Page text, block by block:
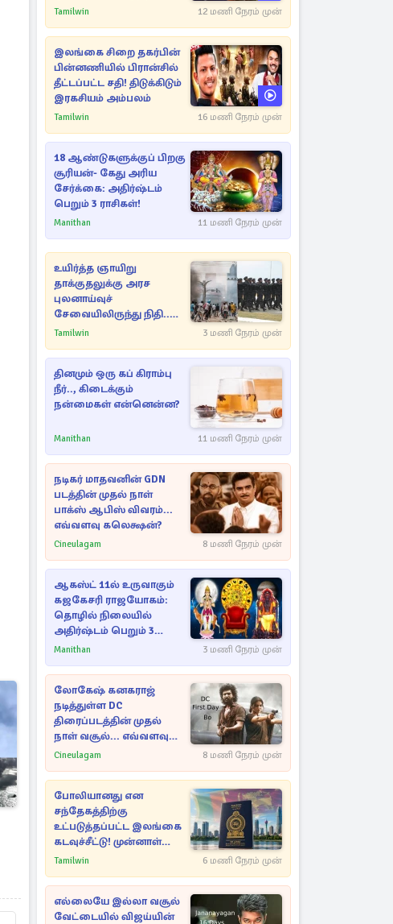
பின்னணி தொடர்பில்
Tamilwin 12 மணி நேரம் முன்
இலங்கை சிறை தகர்பின்
பின்னணியில் பிரான்சில்
தீட்டப்பட்ட சதி! திடுக்கிடும்
இரகசியம் அம்பலம்
Tamilwin 16 மணி நேரம் முன்
18 ஆண்டுகளுக்குப் பிறகு
சூரியன்- கேது அரிய
சேர்க்கை: அதிர்ஷ்டம்
பெறும் 3 ராசிகள்!
Manithan 11 மணி நேரம் முன்
உயிர்த்த ஞாயிறு
தாக்குதலுக்கு அரச
புலனாய்வுச்
சேவையிலிருந்து நிதி..
வெளியான அதிர்ச்சி
Tamilwin 3 மணி நேரம் முன்
தினமும் ஒரு கப் கிராம்பு
நீர்.., கிடைக்கும்
நன்மைகள் என்னென்ன?
Manithan 11 மணி நேரம் முன்
நடிகர் மாதவனின் GDN
படத்தின் முதல் நாள்
பாக்ஸ் ஆபிஸ் விவரம்...
எவ்வளவு கலெக்ஷன்?
Cineulagam 8 மணி நேரம் முன்
ஆகஸ்ட் 11ல் உருவாகும்
கஜகேசரி ராஜயோகம்:
தொழில் நிலையில்
அதிர்ஷ்டம் பெறும் 3
ராசிகள்!
Manithan 3 மணி நேரம் முன்
லோகேஷ் கனகராஜ்
நடித்துள்ள DC
திரைப்படத்தின் முதல்
நாள் வசூல்... எவ்வளவு
தெரியுமா?
Cineulagam 8 மணி நேரம் முன்
போலியானது என
சந்தேகத்திற்கு
உட்படுத்தப்பட்ட இலங்கை
கடவுச்சீட்டு! முன்னாள்
எம்.பிக்கு
சிக்கல்
Tamilwin 6 மணி நேரம் முன்
எல்லையே இல்லா வசூல்
வேட்டையில் விஜய்யின்